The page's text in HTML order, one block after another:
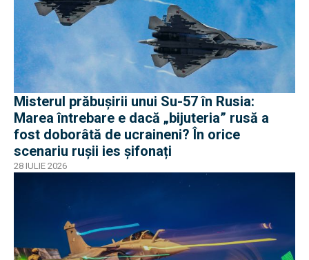
Misterul prăbușirii unui Su-57 în Rusia:
Marea întrebare e dacă „bijuteria” rusă a
fost doborâtă de ucraineni? În orice
scenariu rușii ies șifonați
28 IULIE 2026